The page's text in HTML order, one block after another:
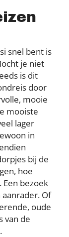
snel bent is
je niet
is dit
door
mooie
mooiste
lager
in
bij de
hoe
bezoek
Of
oude
van de